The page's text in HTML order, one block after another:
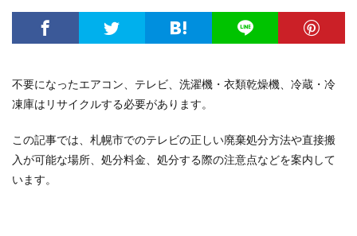
不要になったエアコン、テレビ、洗濯機・衣類乾燥機、冷蔵・冷
凍庫はリサイクルする必要があります。
この記事では、札幌市でのテレビの正しい廃棄処分方法や直接搬
入が可能な場所、処分料金、処分する際の注意点などを案内して
います。